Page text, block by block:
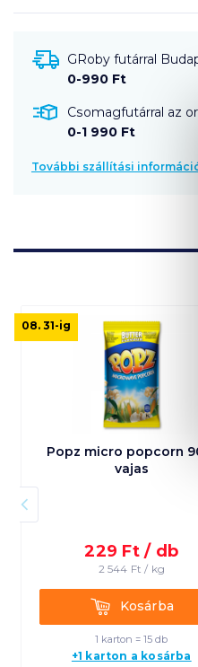
GRoby futárral
0-990 Ft
Csomagfutárral az
0-1 990 Ft
További szállítási
Popz micro popcorn
vajas
229 Ft / db
2 544 Ft / kg
KosárbaKosárba
1 karton = 15 db
+1 karton a kosárba
08. 31-ig